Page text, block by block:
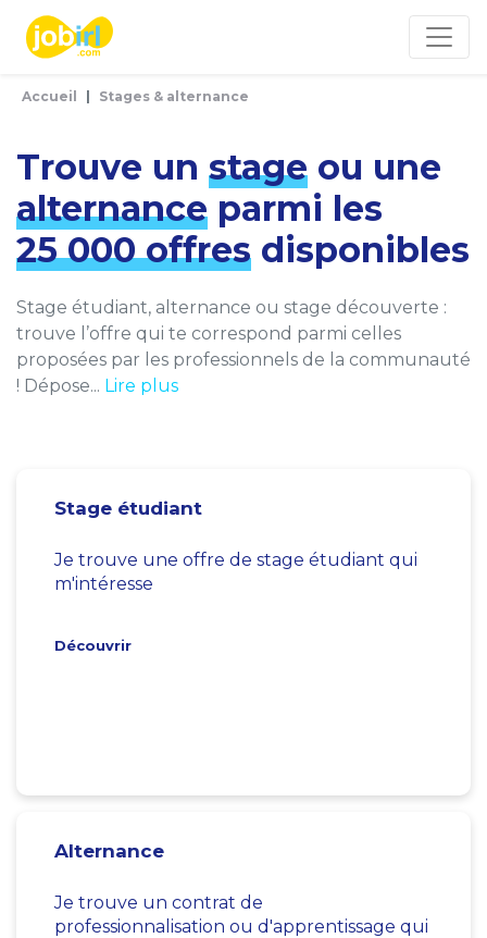
Accueil Stages & alternance
Trouve un stage ou une
alternance parmi les
25 000 offres disponibles
Stage étudiant, alternance ou stage découverte :
trouve l’offre qui te correspond parmi celles
proposées par les professionnels de la communauté
! Dépose... Lire plus
Stage étudiant
Je trouve une offre de stage étudiant qui
m'intéresse
Découvrir
Alternance
Je trouve un contrat de
professionnalisation ou d'apprentissage qui
Panneau de gestion des cookies